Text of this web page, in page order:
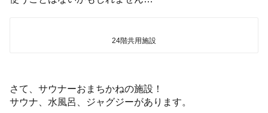
24階共用施設
さて、サウナーおまちかねの施設！
サウナ、水風呂、ジャグジーがあります。